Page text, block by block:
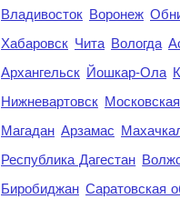
Владивосток Воронеж
Хабаровск Чита Вологда
Архангельск Йошкар-Ола
Нижневартовск
Магадан Арзамас
Республика Дагестан
Биробиджан Саратовская